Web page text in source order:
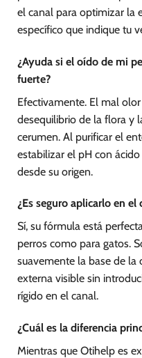
el canal para optimizar la
específico que indique tu
¿Ayuda si el oído de mi
fuerte?
Efectivamente. El mal
desequilibrio de la flora y
cerumen. Al purificar el
estabilizar el pH con
desde su origen.
¿Es seguro aplicarlo en
Sí, su fórmula está
perros como para gatos.
suavemente la base de la
externa visible sin
rígido en el canal.
¿Cuál es la diferencia
Mientras que Otihelp es